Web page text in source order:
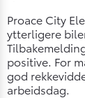
Proace City
ytterligere
positive. For
god
arbeidsdag.